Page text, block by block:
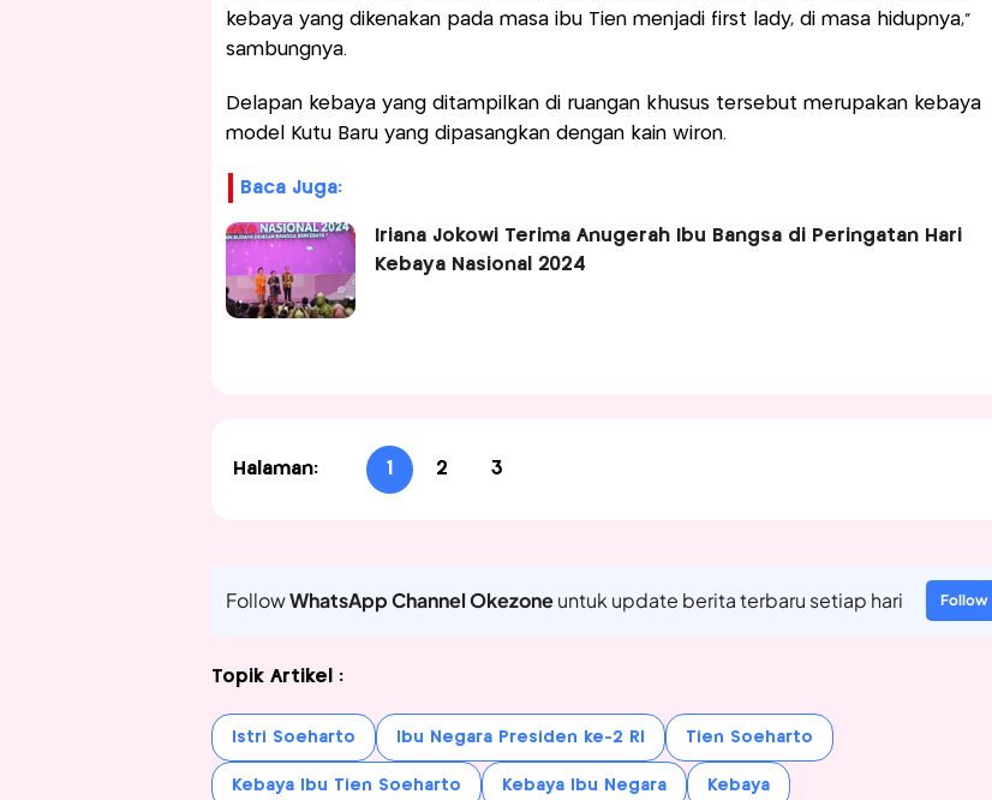
kebaya yang dikenakan pada masa ibu Tien menjadi first lady, di masa hidupnya,”
sambungnya.
Delapan kebaya yang ditampilkan di ruangan khusus tersebut merupakan kebaya
model Kutu Baru yang dipasangkan dengan kain wiron.
Baca Juga:
Iriana Jokowi Terima Anugerah Ibu Bangsa di Peringatan Hari
Kebaya Nasional 2024
Halaman: 1 2 3
FollowWhatsApp Channel Okezoneuntuk update berita terbaru setiap hari Follow
Topik Artikel :
Istri Soeharto Ibu Negara Presiden ke-2 RI Tien Soeharto
Kebaya Ibu Tien Soeharto Kebaya Ibu Negara Kebaya